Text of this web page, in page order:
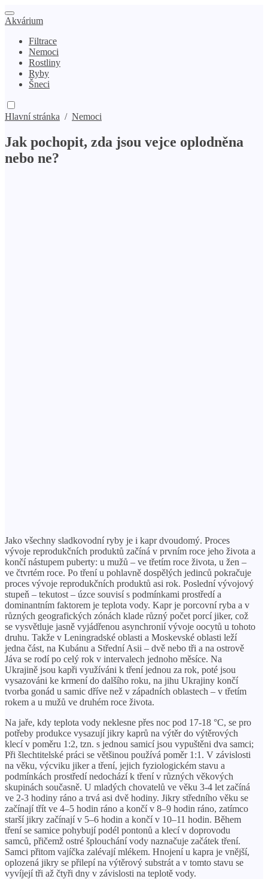
Akvárium
Filtrace
Nemoci
Rostliny
Ryby
Šneci
Hlavní stránka / Nemoci
Jak pochopit, zda jsou vejce oplodněna
nebo ne?
Jako všechny sladkovodní ryby je i kapr dvoudomý. Proces
vývoje reprodukčních produktů začíná v prvním roce jeho života a
končí nástupem puberty: u mužů – ve třetím roce života, u žen –
ve čtvrtém roce. Po tření u pohlavně dospělých jedinců pokračuje
proces vývoje reprodukčních produktů asi rok. Poslední vývojový
stupeň – tekutost – úzce souvisí s podmínkami prostředí a
dominantním faktorem je teplota vody. Kapr je porcovní ryba a v
různých geografických zónách klade různý počet porcí jiker, což
se vysvětluje jasně vyjádřenou asynchronií vývoje oocytů u tohoto
druhu. Takže v Leningradské oblasti a Moskevské oblasti leží
jedna část, na Kubánu a Střední Asii – dvě nebo tři a na ostrově
Jáva se rodí po celý rok v intervalech jednoho měsíce. Na
Ukrajině jsou kapři využíváni k tření jednou za rok, poté jsou
vysazováni ke krmení do dalšího roku, na jihu Ukrajiny končí
tvorba gonád u samic dříve než v západních oblastech – v třetím
rokem a u mužů ve druhém roce života.
Na jaře, kdy teplota vody neklesne přes noc pod 17-18 °C, se pro
potřeby produkce vysazují jikry kaprů na výtěr do výtěrových
klecí v poměru 1:2, tzn. s jednou samicí jsou vypuštěni dva samci;
Při šlechtitelské práci se většinou používá poměr 1:1. V závislosti
na věku, výcviku jiker a tření, jejich fyziologickém stavu a
podmínkách prostředí nedochází k tření v různých věkových
skupinách současně. U mladých chovatelů ve věku 3-4 let začíná
ve 2-3 hodiny ráno a trvá asi dvě hodiny. Jikry středního věku se
začínají třít ve 4–5 hodin ráno a končí v 8–9 hodin ráno, zatímco
starší jikry začínají v 5–6 hodin a končí v 10–11 hodin. Během
tření se samice pohybují podél pontonů a klecí v doprovodu
samců, přičemž ostré šplouchání vody naznačuje začátek tření.
Samci přitom vajíčka zalévají mlékem. Hnojení u kapra je vnější,
oplozená jikry se přilepí na výtěrový substrát a v tomto stavu se
vyvíjejí tři až čtyři dny v závislosti na teplotě vody.